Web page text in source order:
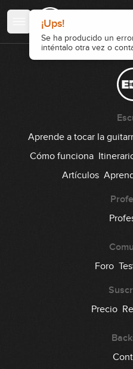
¡Ups!
Se ha producido un
inténtalo otra vez o
Aprende a tocar la
Cómo funciona
Artículos
Foro
Precio